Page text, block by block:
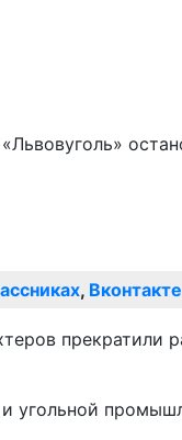
, Вконтакте
прекратили
и угольной